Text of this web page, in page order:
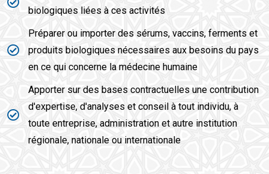
biologiques liées à ces activités
Préparer ou importer des sérums, vaccins, ferments et
produits biologiques nécessaires aux besoins du pays
en ce qui concerne la médecine humaine
Apporter sur des bases contractuelles une contribution
d'expertise, d'analyses et conseil à tout individu, à
toute entreprise, administration et autre institution
régionale, nationale ou internationale